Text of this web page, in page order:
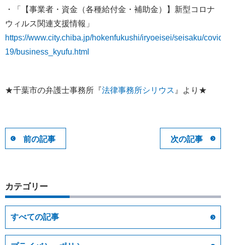
・「【事業者・資金（各種給付金・補助金）】新型コロナ
ウィルス関連支援情報」
https://www.city.chiba.jp/hokenfukushi/iryoeisei/seisaku/covid-
19/business_kyufu.html
★千葉市の弁護士事務所『法律事務所シリウス 』より★
前の記事 次の記事
カテゴリー
すべての記事